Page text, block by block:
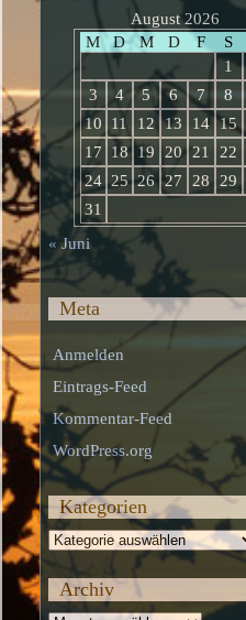
August 2026
M
D M D F S
1
3
4 5 6 7 8
10
11 12 13 14 15
17
18 19 20 21 22
24 25 26 27 28 29
31
« Juni
Meta
Anmelden
Eintrags-Feed
Kommentar-Feed
WordPress.org
Kategorien
Kategorien
Archiv